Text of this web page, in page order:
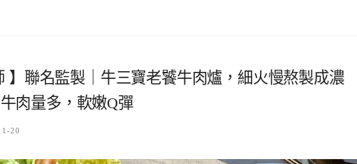
】聯名監製｜牛三寶老饕牛肉爐，細火慢熬製成濃
肉量多，軟嫩Q彈
20